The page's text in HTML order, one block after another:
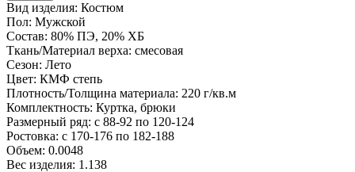
Вид изделия: Костюм
Пол: Мужской
Состав: 80% ПЭ, 20% ХБ
Ткань/Материал верха: смесовая
Сезон: Лето
Цвет: КМФ степь
Плотность/Толщина материала: 220 г/кв.м
Комплектность: Куртка, брюки
Размерный ряд: с 88-92 по 120-124
Ростовка: с 170-176 по 182-188
Объем: 0.0048
Вес изделия: 1.138